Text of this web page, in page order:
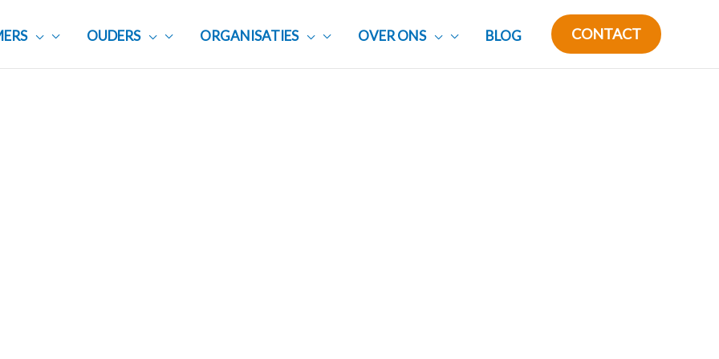
OUDERS ORGANISATIES OVER ONS BLOG CONTACT